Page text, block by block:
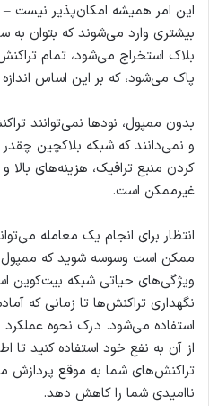
این امر همیشه امکان‌پذیر نیست –
بیشتری وارد می‌شوند که بتوان
بلاک استخراج می‌شود، تمام
پاک می‌شود، که بر این اساس
بدون ممپول، نودها نمی‌توانند
و نمی‌دانند که شبکه بلاکچین
کردن منبع ترافیک، هزینه‌های بالا
غیرممکن است.
انتظار برای انجام یک معامله
ممکن است وسوسه شوید که ممپول
ویژگی‌های حیاتی شبکه بیت‌کوین
نگهداری تراکنش‌ها تا زمانی که
استفاده می‌شود. درک نحوه
از آن به نفع خود استفاده کنید تا
تراکنش‌های شما به موقع پردازش
ناامیدی شما را کاهش دهد.